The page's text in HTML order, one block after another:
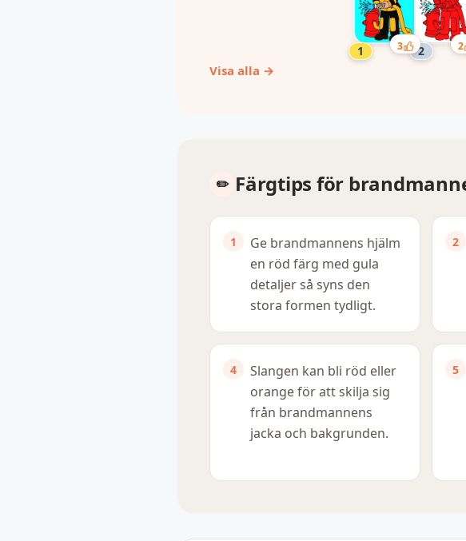
3 2
Visa alla →
Färgtips för
Ge brandmannens hjälm
en röd färg med gula
detaljer så syns den
stora formen tydligt.
Slangen kan bli röd eller
orange för att skilja sig
från brandmannens
jacka och bakgrunden.